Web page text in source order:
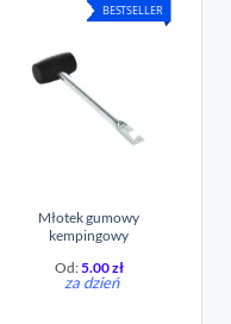
BESTSELLER
Młotek gumowy
kempingowy
Od:5.00zł
za dzień